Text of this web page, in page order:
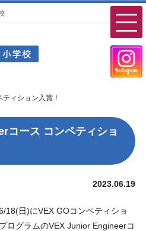
ィション入賞！
ース コンペティショ
2023.06.19
18(日)にVEX GOコンペティショ
ログラムのVEX Junior Engineerコ